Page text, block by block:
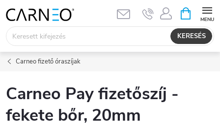
tartalomhoz
KERESÉS
KOSÁR
Carneo fizető óraszíjak
Carneo Pay fizetőszíj -
fekete bőr, 20mm